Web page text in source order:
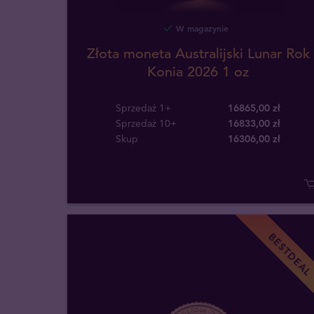
W magazynie
Złota moneta Australijski Lunar Rok
Konia 2026 1 oz
Sprzedaż 1+
16865,00 zł
Sprzedaż 10+
16833,00 zł
Skup
16306,00 zł
BESTDEAL